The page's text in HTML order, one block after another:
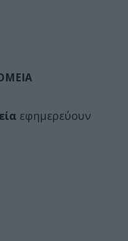
εφημερεύουν